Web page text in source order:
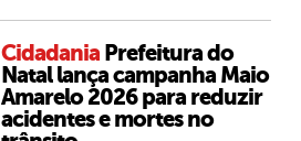
Cidadania Prefeitura do
Natal lança campanha Maio
Amarelo 2026 para reduzir
acidentes e mortes no